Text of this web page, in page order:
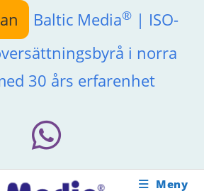
Baltic Media®| ISO-
i norra
30 års erfarenhet
Meny